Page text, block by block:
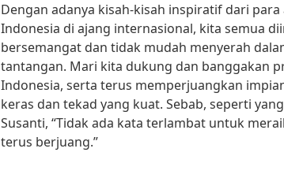
Dengan adanya kisah-kisah inspiratif dari
Indonesia di ajang internasional, kita semua
bersemangat dan tidak mudah menyerah
tantangan. Mari kita dukung dan banggakan
Indonesia, serta terus memperjuangkan
keras dan tekad yang kuat. Sebab, seperti
Susanti, “Tidak ada kata terlambat untuk
terus berjuang.”